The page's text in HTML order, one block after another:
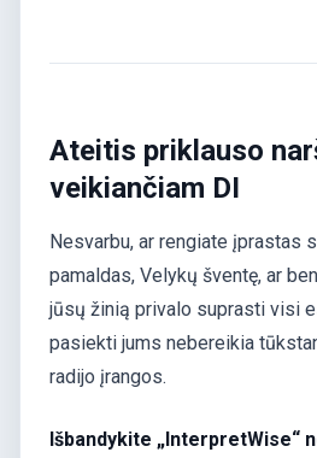
Ateitis priklauso
veikiančiam DI
Nesvarbu, ar rengiate įprastas
pamaldas, Velykų šventę, ar
jūsų žinią privalo suprasti visi
pasiekti jums nebereikia
radijo įrangos.
Išbandykite „InterpretWise“